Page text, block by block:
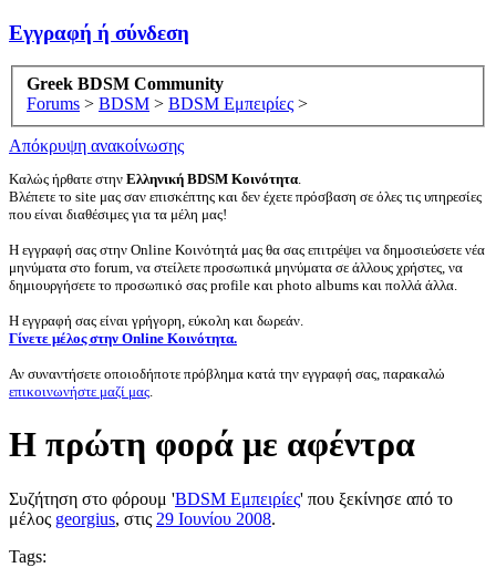
Εγγραφή ή σύνδεση
Greek BDSM Community
Forums > BDSM > BDSM Εμπειρίες >
Απόκρυψη ανακοίνωσης
Καλώς ήρθατε στην Ελληνική BDSM Κοινότητα.
Βλέπετε το site μας σαν επισκέπτης και δεν έχετε πρόσβαση σε όλες τις υπηρεσίες
που είναι διαθέσιμες για τα μέλη μας!
Η εγγραφή σας στην Online Κοινότητά μας θα σας επιτρέψει να δημοσιεύσετε νέα
μηνύματα στο forum, να στείλετε προσωπικά μηνύματα σε άλλους χρήστες, να
δημιουργήσετε το προσωπικό σας profile και photo albums και πολλά άλλα.
Η εγγραφή σας είναι γρήγορη, εύκολη και δωρεάν.
Γίνετε μέλος στην Online Κοινότητα.
Αν συναντήσετε οποιοδήποτε πρόβλημα κατά την εγγραφή σας, παρακαλώ
επικοινωνήστε μαζί μας.
Η πρώτη φορά με αφέντρα
Συζήτηση στο φόρουμ 'BDSM Εμπειρίες' που ξεκίνησε από το
μέλος georgius, στις 29 Ιουνίου 2008.
Tags: